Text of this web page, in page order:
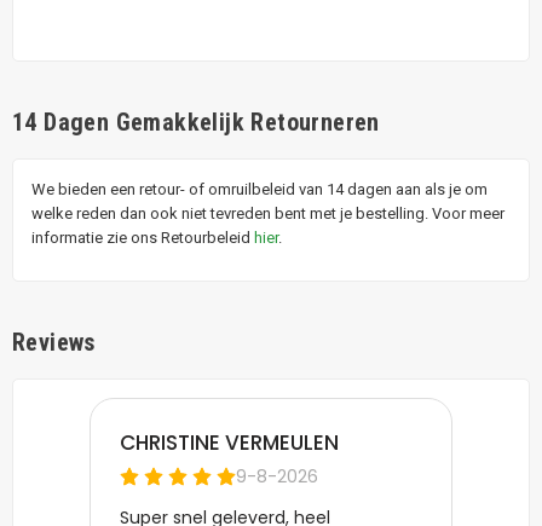
14 Dagen Gemakkelijk Retourneren
We bieden een retour- of omruilbeleid van 14 dagen aan als je om
welke reden dan ook niet tevreden bent met je bestelling. Voor meer
informatie zie ons Retourbeleid hier.
Reviews